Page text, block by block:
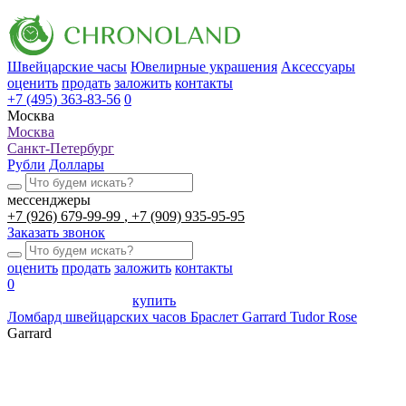
Швейцарские часы Ювелирные украшения Аксессуары
оценить продать заложить контакты
+7 (495) 363-83-56 0
Москва
Москва
Санкт-Петербург
Рубли Доллары
мессенджеры
+7 (926) 679-99-99
+7 (909) 935-95-95
Заказать звонок
оценить продать заложить контакты
0
купить
Ломбард швейцарских часов Браслет Garrard Tudor Rose
Garrard